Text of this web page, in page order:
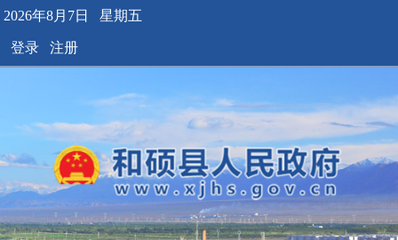
2026年8月7日 星期五
登录 注册